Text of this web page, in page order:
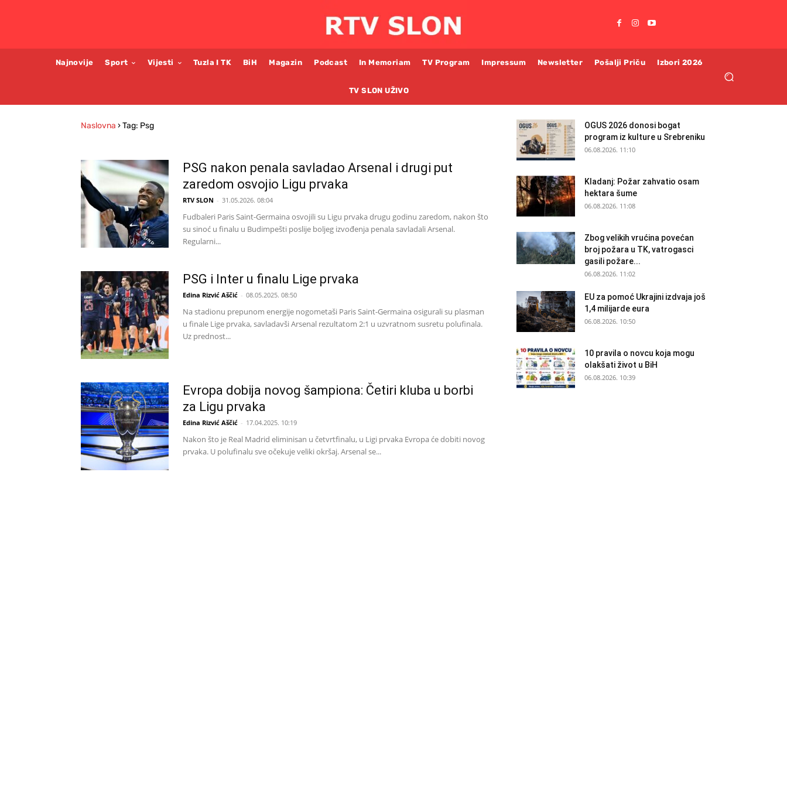
Najnovije Sport Vijesti Tuzla I TK BiH Magazin Podcast In Memoriam TV Program Impressum Newsletter Pošalji Priču Izbori 2026
TV SLON UŽIVO
Naslovna ›Tag: Psg
PSG nakon penala savladao Arsenal i drugi put
zaredom osvojio Ligu prvaka
RTV SLON - 31.05.2026. 08:04
Fudbaleri Paris Saint-Germaina osvojili su Ligu prvaka drugu godinu zaredom, nakon što
su sinoć u finalu u Budimpešti poslije boljeg izvođenja penala savladali Arsenal.
Regularni...
PSG i Inter u finalu Lige prvaka
Edina Rizvić Aščić - 08.05.2025. 08:50
Na stadionu prepunom energije nogometaši Paris Saint-Germaina osigurali su plasman
u finale Lige prvaka, savladavši Arsenal rezultatom 2:1 u uzvratnom susretu polufinala.
Uz prednost...
Evropa dobija novog šampiona: Četiri kluba u borbi
za Ligu prvaka
Edina Rizvić Aščić - 17.04.2025. 10:19
Nakon što je Real Madrid eliminisan u četvrtfinalu, u Ligi prvaka Evropa će dobiti novog
prvaka. U polufinalu sve očekuje veliki okršaj. Arsenal se...
OGUS 2026 donosi bogat
program iz kulture u Srebreniku
06.08.2026. 11:10
Kladanj: Požar zahvatio osam
hektara šume
06.08.2026. 11:08
Zbog velikih vrućina povećan
broj požara u TK, vatrogasci
gasili požare...
06.08.2026. 11:02
EU za pomoć Ukrajini izdvaja još
1,4 milijarde eura
06.08.2026. 10:50
10 pravila o novcu koja mogu
olakšati život u BiH
06.08.2026. 10:39